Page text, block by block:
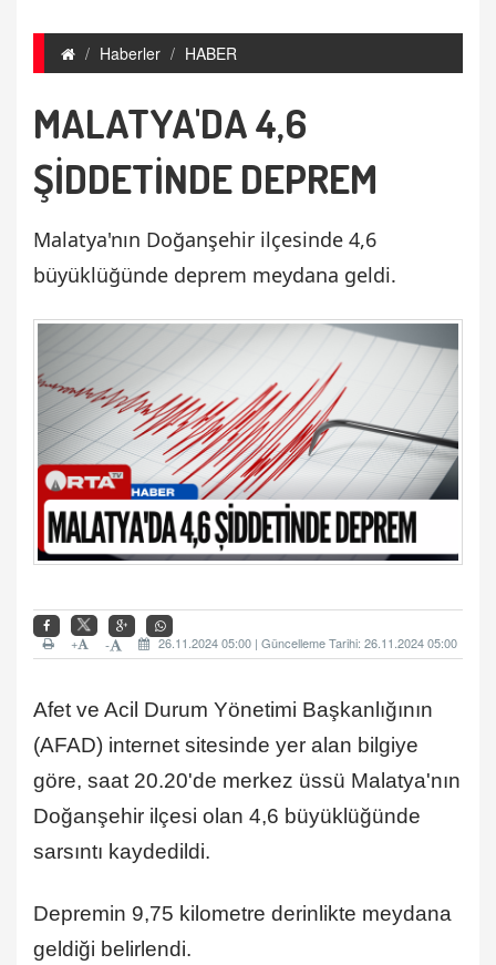
Haberler HABER
MALATYA'DA 4,6
ŞİDDETİNDE DEPREM
Malatya'nın Doğanşehir ilçesinde 4,6
büyüklüğünde deprem meydana geldi.
26.11.2024 05:00 | Güncelleme Tarihi: 26.11.2024 05:00
-
+
Afet ve Acil Durum Yönetimi Başkanlığının
(AFAD) internet sitesinde yer alan bilgiye
göre, saat 20.20'de merkez üssü Malatya'nın
Doğanşehir ilçesi olan 4,6 büyüklüğünde
sarsıntı kaydedildi.
Depremin 9,75 kilometre derinlikte meydana
geldiği belirlendi.